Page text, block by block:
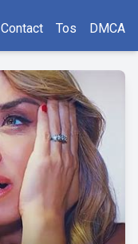
Contact Tos DMCA